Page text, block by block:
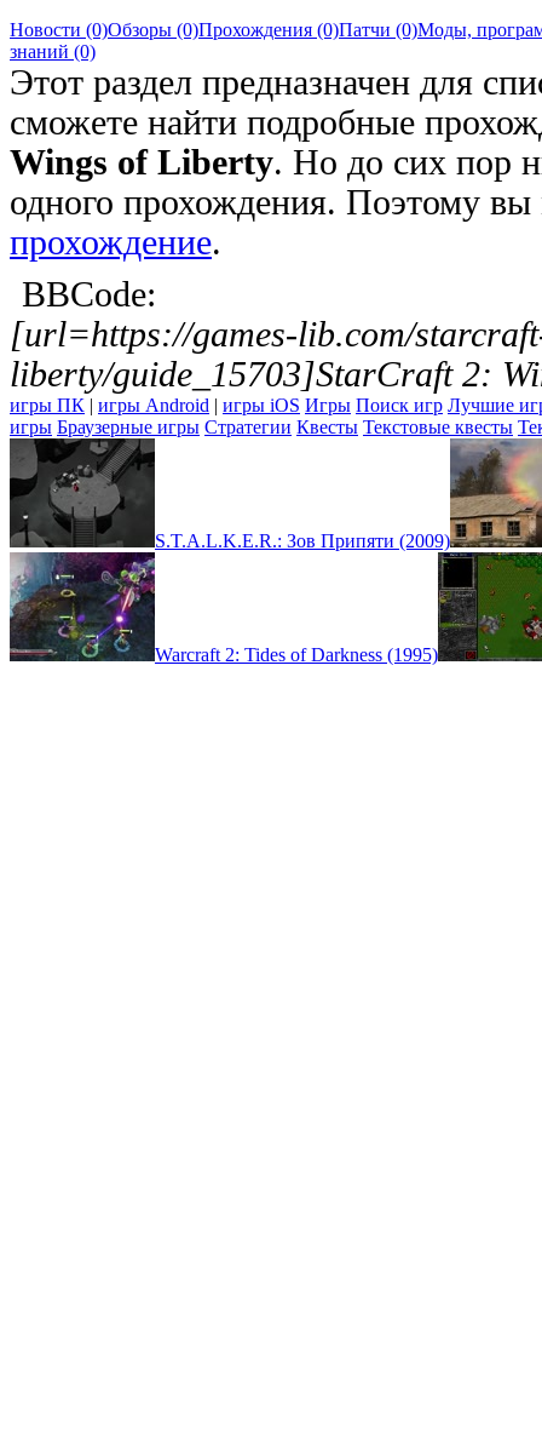
Новости (0)Обзоры (0)Прохождения (0)Патчи (0)Моды,
знаний (0)
Этот раздел предназначен для
сможете найти подробные
Wings of Liberty. Но до сих пор
одного прохождения. Поэтому
прохождение.
BBCode:
[url=https://games-lib.com/
liberty/guide_15703]StarCraft 2:
игры ПК | игры Android | игры iOS Игры Поиск игр Лучшие
игры Браузерные игры Стратегии Квесты Текстовые квесты
S.T.A.L.K.E.R.: Зов Припяти (2009)
Warcraft 2: Tides of Darkness (1995)